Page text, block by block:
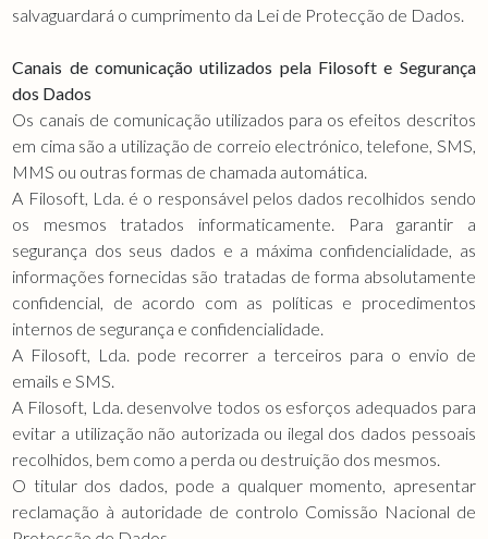
salvaguardará o cumprimento da Lei de Protecção de Dados.
Canais de comunicação utilizados pela Filosoft e Segurança
dos Dados
Os canais de comunicação utilizados para os efeitos descritos
em cima são a utilização de correio electrónico, telefone, SMS,
MMS ou outras formas de chamada automática.
A Filosoft, Lda. é o responsável pelos dados recolhidos sendo
os mesmos tratados informaticamente. Para garantir a
segurança dos seus dados e a máxima confidencialidade, as
informações fornecidas são tratadas de forma absolutamente
confidencial, de acordo com as políticas e procedimentos
internos de segurança e confidencialidade.
A Filosoft, Lda. pode recorrer a terceiros para o envio de
emails e SMS.
A Filosoft, Lda. desenvolve todos os esforços adequados para
evitar a utilização não autorizada ou ilegal dos dados pessoais
recolhidos, bem como a perda ou destruição dos mesmos.
O titular dos dados, pode a qualquer momento, apresentar
reclamação à autoridade de controlo Comissão Nacional de